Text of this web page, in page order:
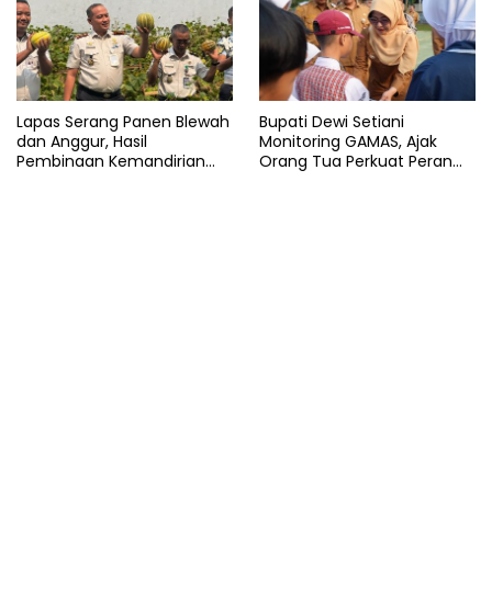
Lapas Serang Panen Blewah
dan Anggur, Hasil
Pembinaan Kemandirian
Bupati Dewi Setiani
Monitoring GAMAS, Ajak
Orang Tua Perkuat Peran